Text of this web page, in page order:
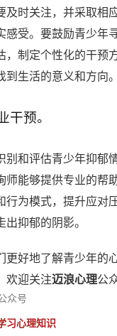
时关注，并采取相
受。要鼓励青少年
制定个性化的干预
生活的意义和方向。
干预。
和评估青少年抑郁
能够提供专业的帮
为模式，提升应对
抑郁的阴影。
好地了解青少年的
欢迎关注迈浪心理公
习心理知识